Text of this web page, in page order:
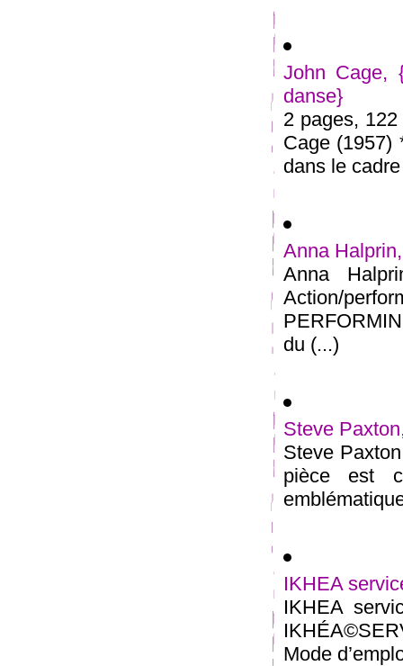
John Cage,
danse}
2 pages,
Cage (1957)
dans le
Anna
Anna
Action/
du (...)
Steve
Steve
pièce est
IKHEA
IKHEA
Mode